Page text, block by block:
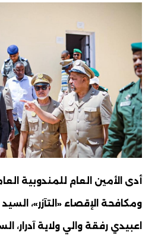
أدى الأمين العام للمندوبية
ومكافحة الإقصاء «التآزر»،
اعبيدي رفقة والي ولاية آدرار،